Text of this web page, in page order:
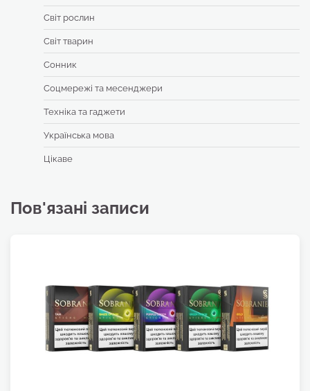
Світ рослин
Світ тварин
Сонник
Соцмережі та месенджери
Техніка та гаджети
Українська мова
Цікаве
Пов'язані записи